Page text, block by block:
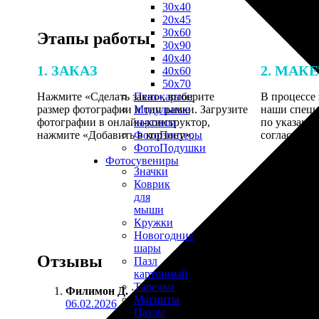
30х40
20х45
30х60
30х90
40х40
40х60
50х70
Пенокартон
Модульные
картины
ФотоПостеры
ФотоПодушки
Фотоcувениры
Значки
Коврик
для
мыши
Кружки
Новогодние
шары
Пазл
картонный
Тарелки
Магниты
Пазлы
Этапы работы
1. ЗАКАЗ
Нажмите «Сделать заказ», выберите
размер фотографии и тип рамки. Загрузите
фотографии в онлайн-конструктор,
нажмите «Добавить в корзину».
2.
В процессе
наши
по
Отзывы
Филимон Д. :
06.02.2026